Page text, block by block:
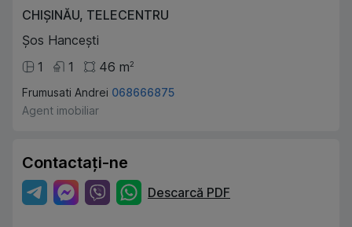
CHIȘINĂU, TELECENTRU
Șos Hancești
1
1 46 m2
Frumusati Andrei 068666875
Agent imobiliar
Contactați-ne
Descarcă PDF